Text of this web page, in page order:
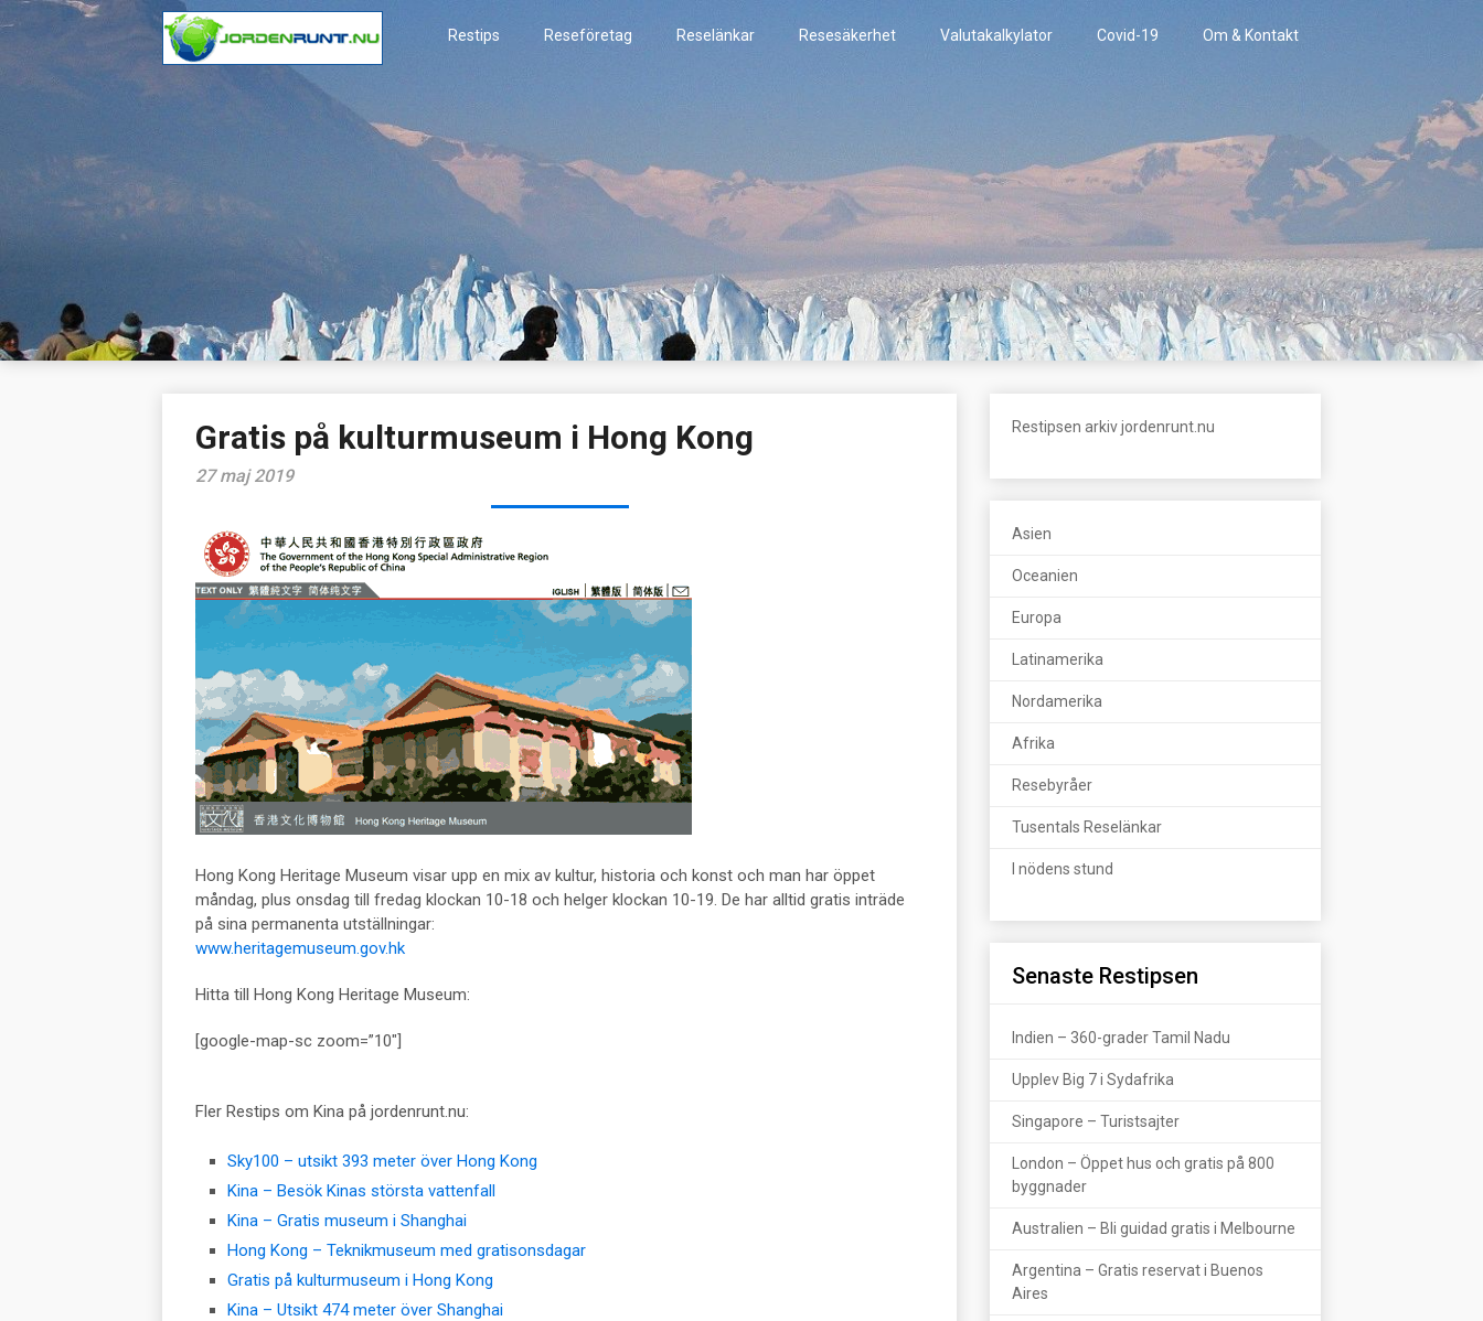
Restips Reseföretag Reselänkar Resesäkerhet Valutakalkylator Covid-19 Om & Kontakt
Jordenrunt.nu
Gratis på kulturmuseum i Hong Kong
27 maj 2019
Hong Kong Heritage Museum visar upp en mix av kultur, historia och konst och man har öppet
måndag, plus onsdag till fredag klockan 10-18 och helger klockan 10-19. De har alltid gratis inträde
på sina permanenta utställningar:
www.heritagemuseum.gov.hk
Hitta till Hong Kong Heritage Museum:
[google-map-sc zoom=”10″]
Fler Restips om Kina på jordenrunt.nu:
Sky100 – utsikt 393 meter över Hong Kong
Kina – Besök Kinas största vattenfall
Kina – Gratis museum i Shanghai
Hong Kong – Teknikmuseum med gratisonsdagar
Gratis på kulturmuseum i Hong Kong
Kina – Utsikt 474 meter över Shanghai
Restipsen arkiv jordenrunt.nu
Asien
Oceanien
Europa
Latinamerika
Nordamerika
Afrika
Resebyråer
Tusentals Reselänkar
I nödens stund
Senaste Restipsen
Indien – 360-grader Tamil Nadu
Upplev Big 7 i Sydafrika
Singapore – Turistsajter
London – Öppet hus och gratis på 800
byggnader
Australien – Bli guidad gratis i Melbourne
Argentina – Gratis reservat i Buenos
Aires